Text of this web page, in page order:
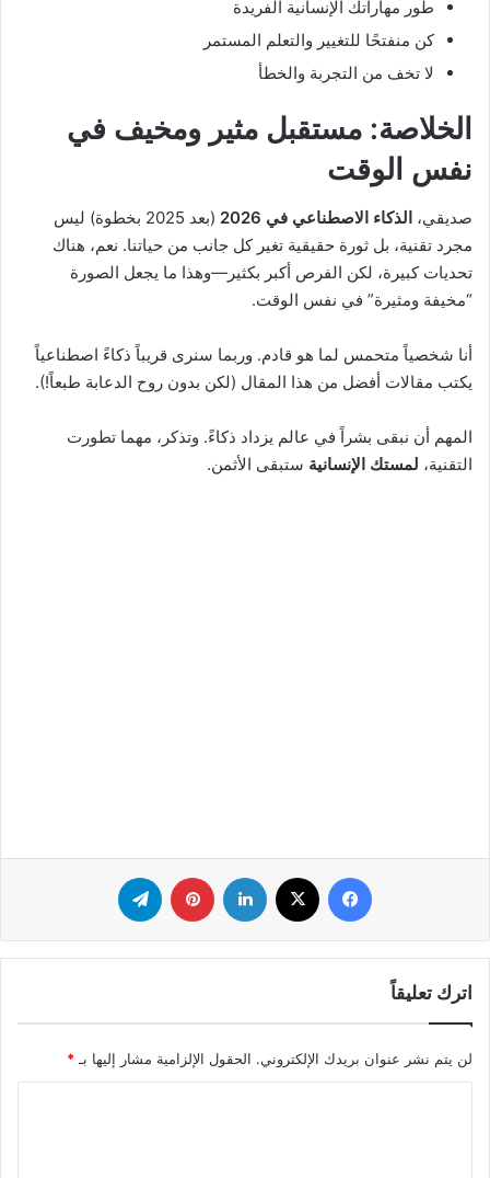
طور مهاراتك الإنسانية الفريدة
كن منفتحًا للتغيير والتعلم المستمر
لا تخف من التجربة والخطأ
الخلاصة: مستقبل مثير ومخيف في
نفس الوقت
صديقي، الذكاء الاصطناعي في 2026
(بعد 2025 بخطوة) ليس
مجرد تقنية، بل ثورة حقيقية تغير كل جانب من حياتنا. نعم، هناك
تحديات كبيرة، لكن الفرص أكبر بكثير—وهذا ما يجعل الصورة
“مخيفة ومثيرة” في نفس الوقت.
أنا شخصياً متحمس لما هو قادم. وربما سنرى قريباً ذكاءً اصطناعياً
يكتب مقالات أفضل من هذا المقال (لكن بدون روح الدعابة طبعاً!).
المهم أن نبقى بشراً في عالم يزداد ذكاءً. وتذكر، مهما تطورت
التقنية، لمستك الإنسانية ستبقى الأثمن.
فيسبوك لينكدإن بينتيريست
اترك تعليقاً
لن يتم نشر عنوان بريدك الإلكتروني. الحقول الإلزامية مشار إليها بـ*